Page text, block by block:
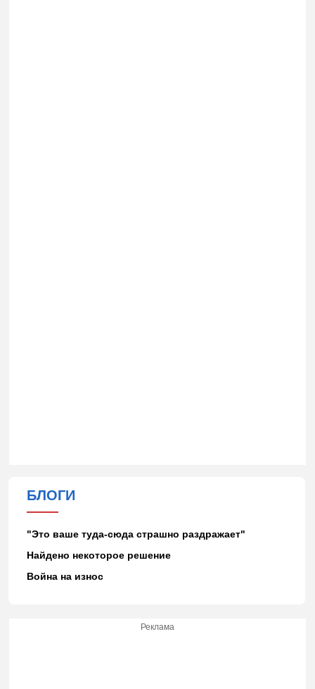
БЛОГИ
"Это ваше туда-сюда страшно раздражает"
Найдено некоторое решение
Война на износ
Реклама